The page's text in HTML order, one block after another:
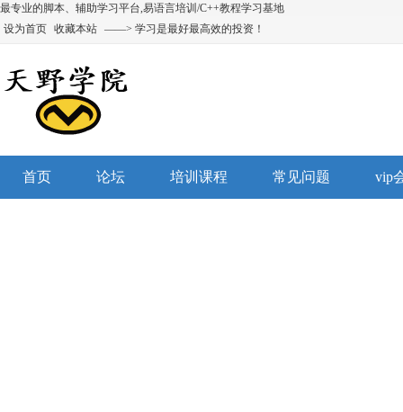
最专业的脚本、辅助学习平台,易语言培训/C++教程学习基地
设为首页 收藏本站 ——> 学习是最好最高效的投资！
首页 论坛 培训课程 常见问题 vip